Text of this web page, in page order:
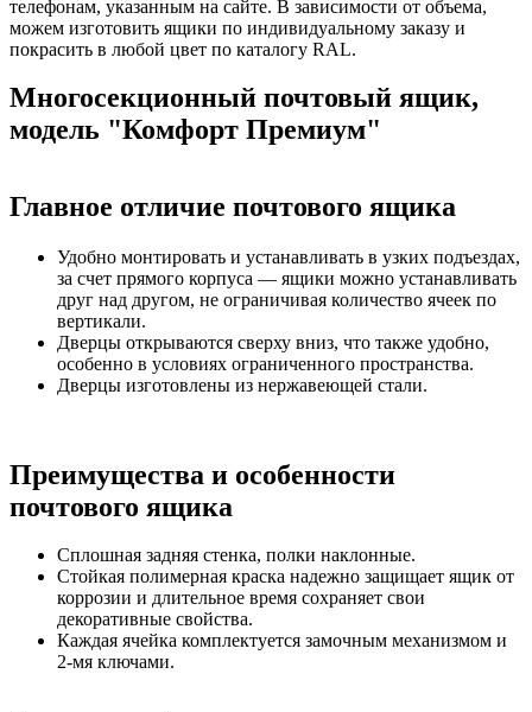
телефонам, указанным на сайте. В зависимости от объема,
можем изготовить ящики по индивидуальному заказу и
покрасить в любой цвет по каталогу RAL.
Многосекционный почтовый ящик,
модель "Комфорт Премиум"
Главное отличие почтового ящика
Удобно монтировать и устанавливать в узких подъездах,
за счет прямого корпуса — ящики можно устанавливать
друг над другом, не ограничивая количество ячеек по
вертикали.
Дверцы открываются сверху вниз, что также удобно,
особенно в условиях ограниченного пространства.
Дверцы изготовлены из нержавеющей стали.
Преимущества и особенности
почтового ящика
Сплошная задняя стенка, полки наклонные.
Стойкая полимерная краска надежно защищает ящик от
коррозии и длительное время сохраняет свои
декоративные свойства.
Каждая ячейка комплектуется замочным механизмом и
2-мя ключами.